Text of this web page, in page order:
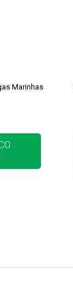
Marinhas